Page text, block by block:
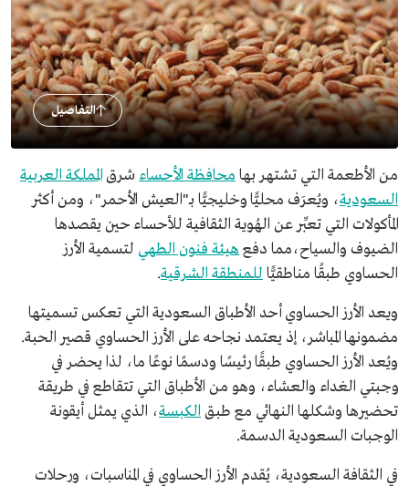
التفاصيل
من الأطعمة التي تشتهر بها محافظة الأحساء شرقالمملكة العربية
السعودية، ويُعرَف محليًّا وخليجيًّا بـ"العيش الأحمر"، ومن أكثر
المأكولات التي تعبِّر عن الهُوية الثقافية للأحساء حين يقصدها
الضيوف والسياح،مما دفع هيئة فنون الطهي لتسمية الأرز
الحساوي طبقًا مناطقيًّا للمنطقة الشرقية.
ويعد الأرز الحساوي أحد الأطباق السعودية التي تعكس تسميتها
مضمونها المباشر، إذ يعتمد نجاحه على الأرز الحساوي قصير الحبة.
ويُعد الأرز الحساوي طبقًا رئيسًا ودسمًا نوعًا ما، لذا يحضر في
وجبتي الغداء والعشاء، وهو من الأطباق التي تتقاطع في طريقة
تحضيرها وشكلها النهائي مع طبق الكبسة، الذي يمثل أيقونة
الوجبات السعودية الدسمة.
في الثقافة السعودية، يُقدم الأرز الحساوي في المناسبات، ورحلات